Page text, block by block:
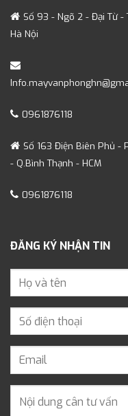
Số 93 - Ngõ 2 - Đại Từ -
Hà Nội
0961876118
Số 163 Điện Biên Phủ -
- Q.Bình Thạnh - HCM
0961876118
ĐĂNG KÝ NHẬN TIN